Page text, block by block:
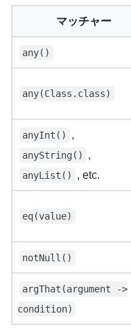
マッチャー
any()
any(Class.class)
anyInt() ,
anyString() ,
anyList() , etc.
eq(value)
notNull()
argThat(argument ->
condition)